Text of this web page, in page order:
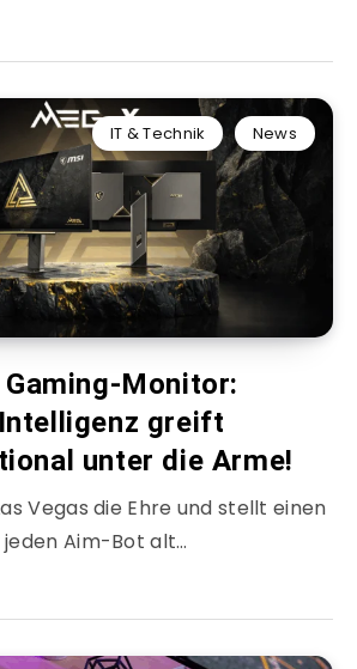
IT & Technik News
Gaming-Monitor:
greift
unter die Arme!
Vegas die Ehre und stellt einen
Aim-Bot alt…